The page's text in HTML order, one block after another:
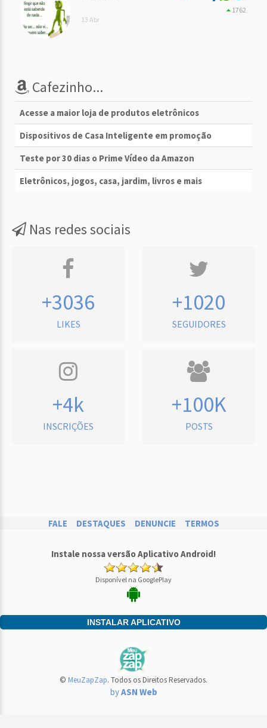
13 Abr
1762
Cafezinho...
Acesse a maior loja de produtos eletrônicos
Dispositivos de Casa Inteligente em promoção
Teste por 30 dias o Prime Vídeo da Amazon
Eletrônicos, jogos, casa, jardim, livros e mais
Nas redes sociais
+3036
LIKES
+1020
SEGUIDORES
+4k
INSCRIÇÕES
+100K
POSTS
FALE DESTAQUES DENUNCIE TERMOS
Instale nossa versão Aplicativo Android!
Disponível na GooglePlay
INSTALAR APLICATIVO
© MeuZapZap. Todos os Direitos Reservados.
byASN Web